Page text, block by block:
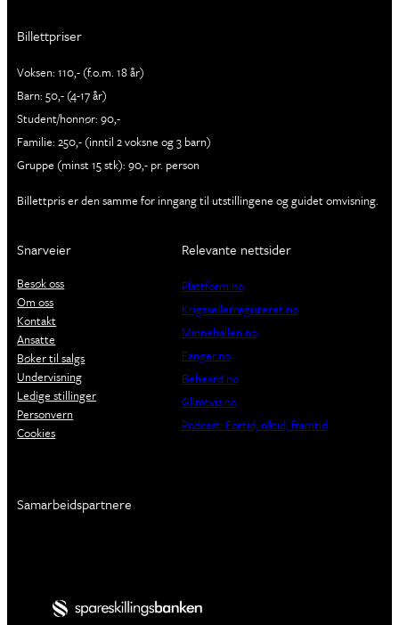
Billettpriser
Voksen: 110,- (f.o.m. 18 år)
Barn: 50,- (4-17 år)
Student/honnør: 90,-
Familie: 250,- (inntil 2 voksne og 3 barn)
Gruppe (minst 15 stk): 90,- pr. person
Billettpris er den samme for inngang til utstillingene og guidet omvisning.
Snarveier
Besøk oss
Om oss
Kontakt
Ansatte
Bøker til salgs
Undervisning
Ledige stillinger
Personvern
Cookies
Relevante nettsider
Plattform.no
Krigsseilerregisteret.no
Minnehallen.no
Fanger.no
Beheard.no
Glimtvis.no
Podcast: Fortid, nåtid, framtid
Samarbeidspartnere